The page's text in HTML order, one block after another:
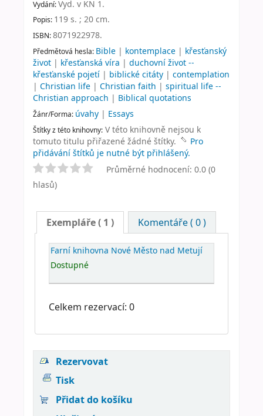
Vydání:Vyd. v KN 1 .
Popis: 119 s. ; 20 cm.
ISBN:8071922978.
Předmětová hesla: Bible | kontemplace | křesťanský
život | křesťanská víra | duchovní život --
křesťanské pojetí | biblické citáty | contemplation
| Christian life | Christian faith | spiritual life --
Christian approach | Biblical quotations
Žánr/Forma: úvahy | Essays
Štítky z této knihovny: V této knihovně nejsou k
tomuto titulu přiřazené žádné štítky.
Pro
přidávání štítků je nutné být přihlášený.
Průměrné hodnocení: 0.0 (0
hlasů)
Exempláře( 1 ) Komentáře ( 0 )
Farní knihovna Nové Město nad Metují
Dostupné
Celkem rezervací: 0
Rezervovat
Tisk
Přidat do košíku